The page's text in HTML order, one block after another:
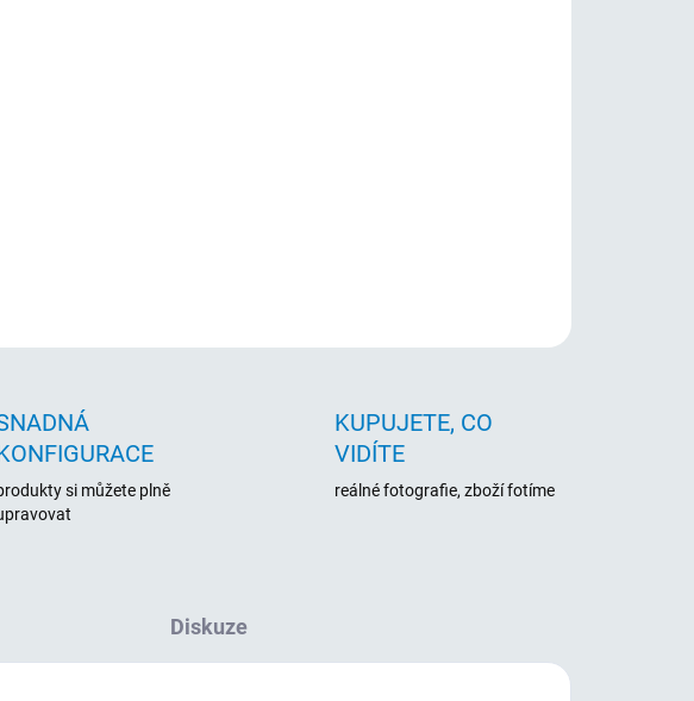
SATA II. Vhodný pro starší i běžná domácí PC.
si můžete plně
KUPUJETE, CO
VIDÍTE
reálné fotografie, zboží fotíme
Diskuze